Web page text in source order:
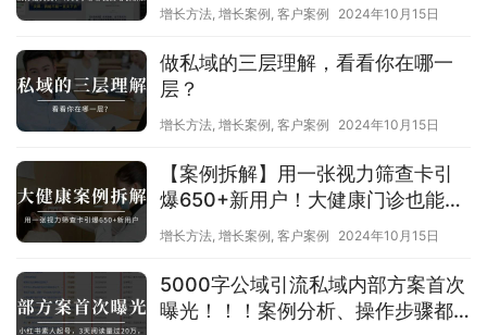
增长方法, 增长案例, 客户案例 2024年10月15日
做私域的三层理解，看看你在哪一
层？
增长方法, 增长案例, 客户案例 2024年10月15日
【案例拆解】用一张视力筛查卡引
爆650+新用户！大健康门诊也能用
裂变发售玩转精准引流！
增长方法, 增长案例, 客户案例 2024年10月15日
5000字公域引流私域内部方案首次
曝光！！！案例分析、操作步骤都